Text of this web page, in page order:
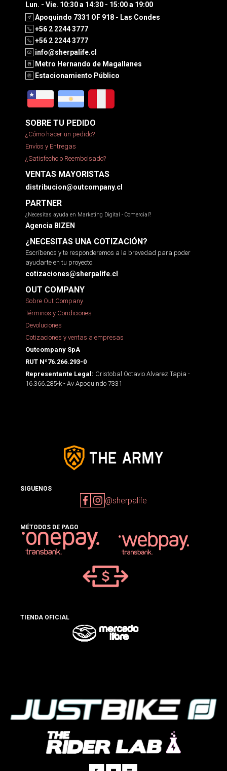
Lun. - Vie. 10:30 a 14:30 - 15:00 a 19:00
Apoquindo 7331 OF 918 - Las Condes
+56 2 2244 3777
+56 2 2244 3777
info@sherpalife.cl
Metro Hernando de Magallanes
Estacionamiento Público
SOBRE TU PEDIDO
¿Cómo hacer un pedido?
Envíos y Entregas
¿Satisfecho o Reembolsado?
VENTAS MAYORISTAS
distribucion@outcompany.cl
PARTNER
¿Necesitas ayuda en Marketing Digital - Comercial?
Agencia BIZEN
¿NECESITAS UNA COTIZACIÓN?
Escríbenos y te responderemos a la brevedad para poder
ayudarte en tu proyecto.
cotizaciones@sherpalife.cl
OUT COMPANY
Sobre Out Company
Términos y Condiciones
Devoluciones
Cotizaciones y ventas a empresas
Outcompany SpA
RUT Nº76.266.293-0
Representante Legal: Cristobal Octavio Alvarez Tapia -
16.366.285-k - Av Apoquindo 7331
SIGUENOS
@sherpalife
MÉTODOS DE PAGO
TIENDA OFICIAL